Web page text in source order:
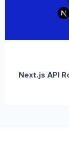
Next.js API